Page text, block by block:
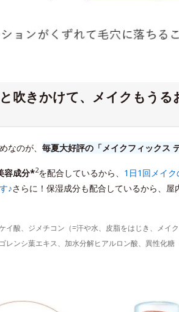
吹きかけて、メイクもう
なのが、 毎夏大好評の「メイクフィックス
容成分*2を配合しているから、 1日1回メイ
♪さらに！保湿成分も配合しているから、
イ酸、ジメチコン（=汗や水、皮脂をはじき、メイク
レンシ葉エキス、加水分解ヒアルロン酸、異性化糖